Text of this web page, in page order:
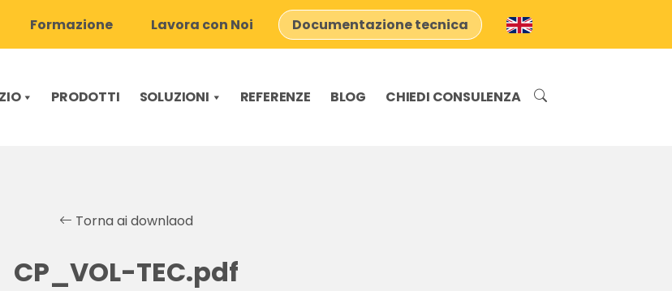
Formazione Lavora con Noi Documentazione tecnica
PRODOTTI SOLUZIONI REFERENZE BLOG CHIEDI CONSULENZA
Torna ai downlaod
CP_VOL-TEC.pdf